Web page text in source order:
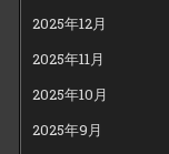
2025年12月
2025年11月
2025年10月
2025年9月